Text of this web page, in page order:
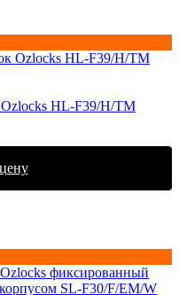
HL-F39/H/TM